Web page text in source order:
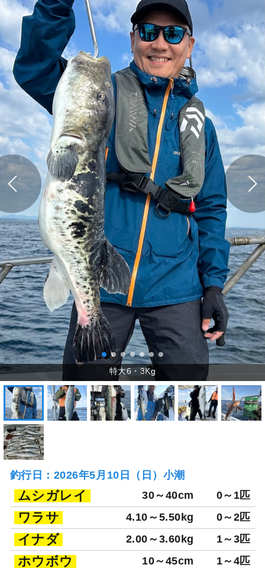
釣行日：2026年5月10日（日）小潮
ムシガレイ 30～40cm 0～1匹
ワラサ 4.10～5.50kg 0～2匹
イナダ 2.00～3.60kg 1～3匹
ホウボウ 10～45cm 1～4匹